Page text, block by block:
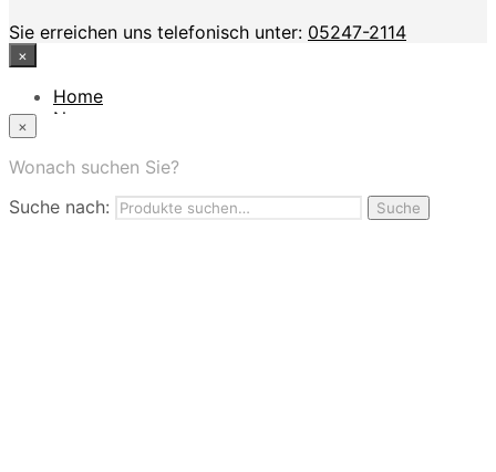
Sie erreichen uns telefonisch unter: 05247-2114
×
Home
News
App
Nutzungbedingungen
×
Wonach suchen Sie?
Suche nach:
Suche